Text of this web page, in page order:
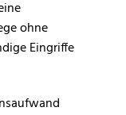
ohne
Eingriffe